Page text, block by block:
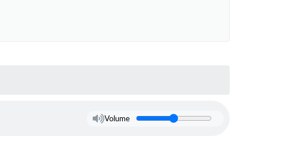
Volume